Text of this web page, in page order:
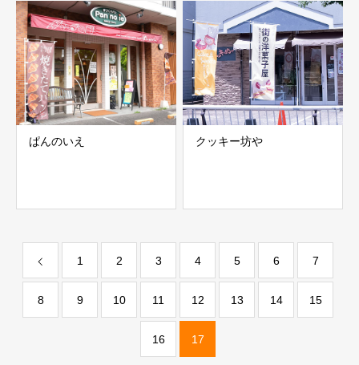
ぱんのいえ クッキー坊や
1 2 3 4 5 6 7
8 9 10 11 12 13 14 15
16 17